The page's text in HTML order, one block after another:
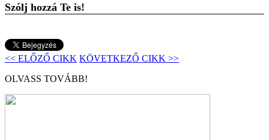
Szólj hozzá Te is!
<< ELŐZŐ CIKK KÖVETKEZŐ CIKK >>
OLVASS TOVÁBB!